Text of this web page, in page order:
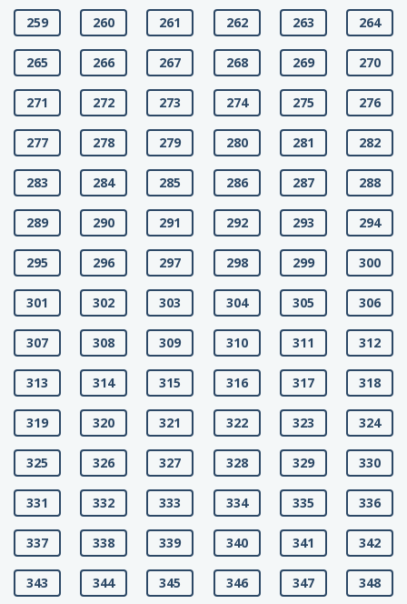
259 260 261 262 263 264
265 266 267 268 269 270
271 272 273 274 275 276
277 278 279 280 281 282
283 284 285 286 287 288
289 290 291 292 293 294
295 296 297 298 299 300
301 302 303 304 305 306
307 308 309 310 311 312
313 314 315 316 317 318
319 320 321 322 323 324
325 326 327 328 329 330
331 332 333 334 335 336
337 338 339 340 341 342
343 344 345 346 347 348